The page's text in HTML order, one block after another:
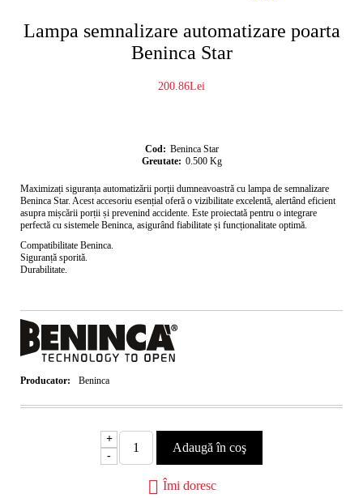
Lampa semnalizare automatizare poarta
Beninca Star
200.86Lei
Cod: Beninca Star
Greutate: 0.500 Kg
Maximizați siguranța automatizării porții dumneavoastră cu lampa de semnalizare
Beninca Star. Acest accesoriu esențial oferă o vizibilitate excelentă, alertând eficient
asupra mișcării porții și prevenind accidente. Este proiectată pentru o integrare
perfectă cu sistemele Beninca, asigurând fiabilitate și funcționalitate optimă.
Compatibilitate Beninca
Siguranță sporită
Durabilitate
Producator: Beninca
+
-
Îmi doresc